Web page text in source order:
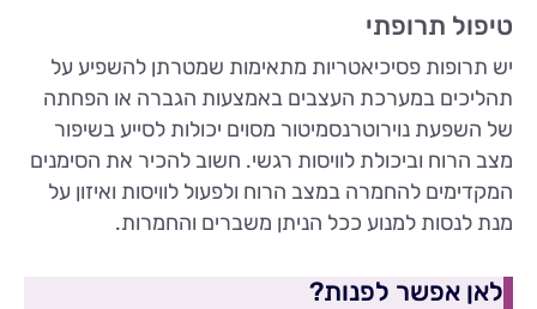
טיפול תרופתי
יש תרופות פסיכיאטריות מתאימות שמטרתן להשפיע על
תהליכים במערכת העצבים באמצעות הגברה או הפחתה
של השפעת נוירוטרנסמיטור מסוים יכולות לסייע בשיפור
מצב הרוח וביכולת לוויסות רגשי. חשוב להכיר את הסימנים
המקדימים להחמרה במצב הרוח ולפעול לוויסות ואיזון על
מנת לנסות למנוע ככל הניתן משברים והחמרות.
לאן אפשר לפנות?